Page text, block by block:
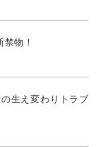
物！
生え変わりトラブ